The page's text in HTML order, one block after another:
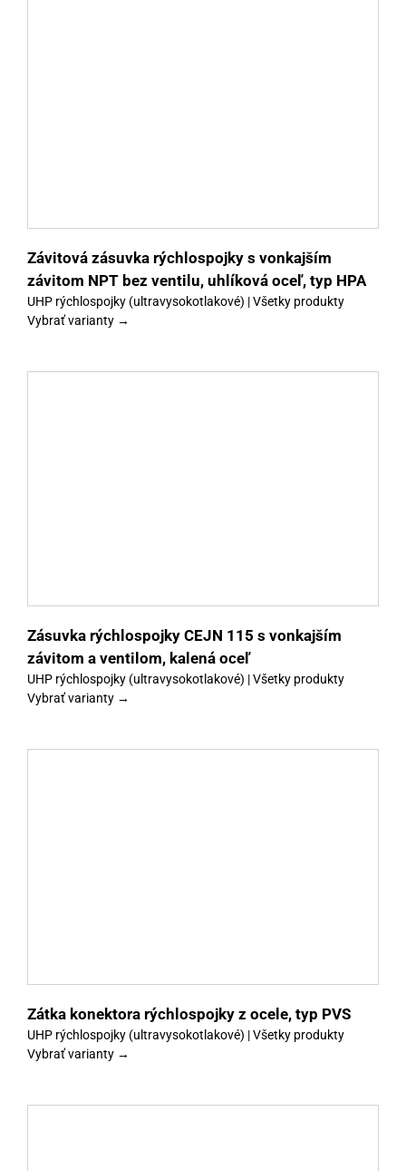
Závitová zásuvka rýchlospojky s vonkajším
závitom NPT bez ventilu, uhlíková oceľ, typ HPA
UHP rýchlospojky (ultravysokotlakové) | Všetky produkty
Vybrať varianty →
Zásuvka rýchlospojky CEJN 115 s vonkajším
závitom a ventilom, kalená oceľ
UHP rýchlospojky (ultravysokotlakové) | Všetky produkty
Vybrať varianty →
Zátka konektora rýchlospojky z ocele, typ PVS
UHP rýchlospojky (ultravysokotlakové) | Všetky produkty
Vybrať varianty →